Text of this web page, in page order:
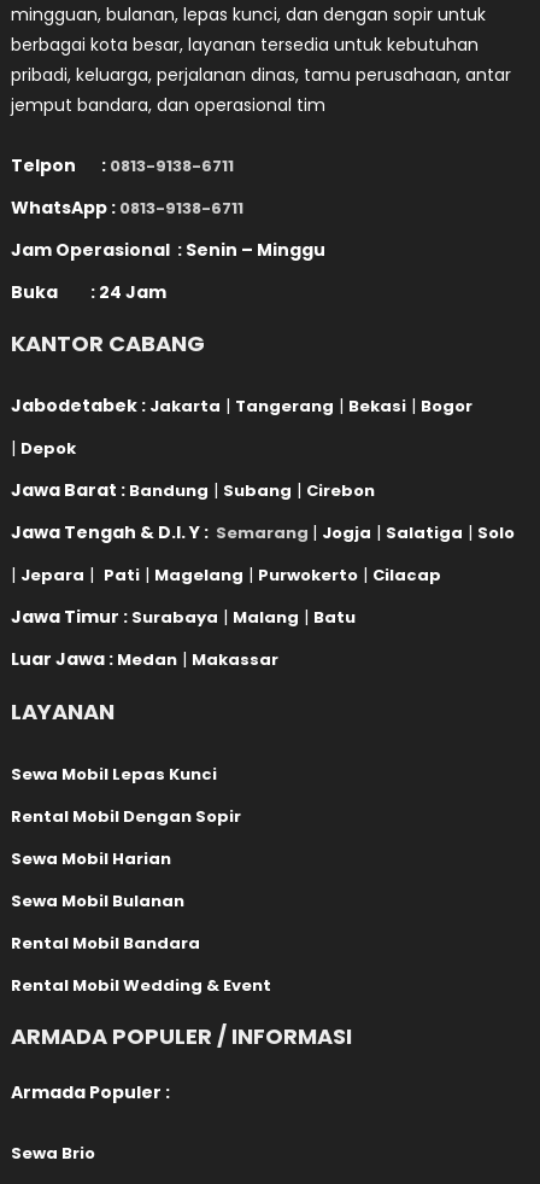
mingguan, bulanan, lepas kunci, dan dengan sopir untuk
berbagai kota besar, layanan tersedia untuk kebutuhan
pribadi, keluarga, perjalanan dinas, tamu perusahaan, antar
jemput bandara, dan operasional tim
Telpon : 0813-9138-6711
WhatsApp : 0813-9138-6711
Jam Operasional : Senin – Minggu
Buka : 24 Jam
KANTOR CABANG
Jabodetabek : Jakarta | Tangerang | Bekasi | Bogor
| Depok
Jawa Barat : Bandung | Subang | Cirebon
Jawa Tengah & D.I. Y : Semarang | Jogja | Salatiga | Solo
| Jepara | Pati | Magelang | Purwokerto | Cilacap
Jawa Timur : Surabaya | Malang | Batu
Luar Jawa : Medan | Makassar
LAYANAN
Sewa Mobil Lepas Kunci
Rental Mobil Dengan Sopir
Sewa Mobil Harian
Sewa Mobil Bulanan
Rental Mobil Bandara
Rental Mobil Wedding & Event
ARMADA POPULER / INFORMASI
Armada Populer :
Sewa Brio